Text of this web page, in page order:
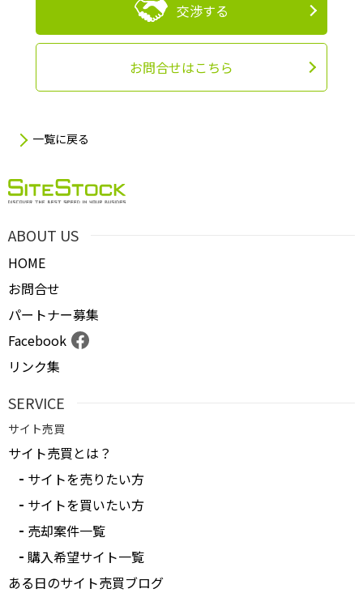
交渉する
お問合せはこちら
一覧に戻る
ABOUT US
HOME
お問合せ
パートナー募集
Facebook
リンク集
SERVICE
サイト売買
サイト売買とは？
サイトを売りたい方
サイトを買いたい方
売却案件一覧
購入希望サイト一覧
ある日のサイト売買ブログ